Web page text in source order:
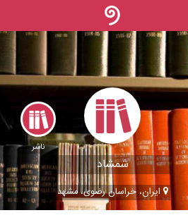
ناشر
شمشاد
ایران، خراسان رضوی، مشهد